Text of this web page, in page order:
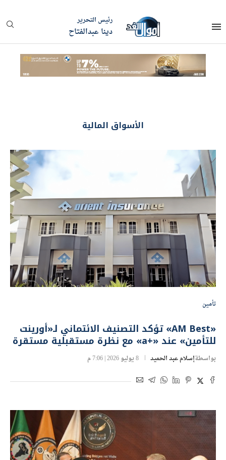
رئيس التحرير
دينا عبدالفتاح
الأسواق المالية
تأمين
«AM Best» تؤكد التصنيف الائتماني لـ«أورينت
للتأمين» عند «+a» مع نظرة مستقبلية مستقرة
بواسطةإسلام عبد الحميد 8 يوليو 2026 | 7:06 م